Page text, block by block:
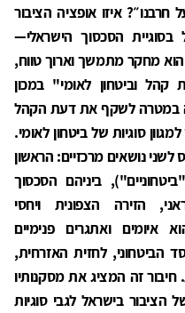
איזו אופציה הציבור
הסכסוך הישראלי—
מחקר מתמשך וארוך טווח,
וביטחון לאומי" במכון
במטרה לשקף את דעת הקהל
סוגיות של ביטחון לאומי.
נושאים מרכזיים: הראשון
ביניהם הסכסוך
הזירה הצפונית ויחסי
איומים ואתגרים פנימיים
הביטחוני, לחזית האזרחית,
חיבור זה המציג את מסקנותיו
בישראל לגבי סוגיות